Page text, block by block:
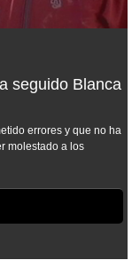
seguido Blanca
errores y que no ha
molestado a los